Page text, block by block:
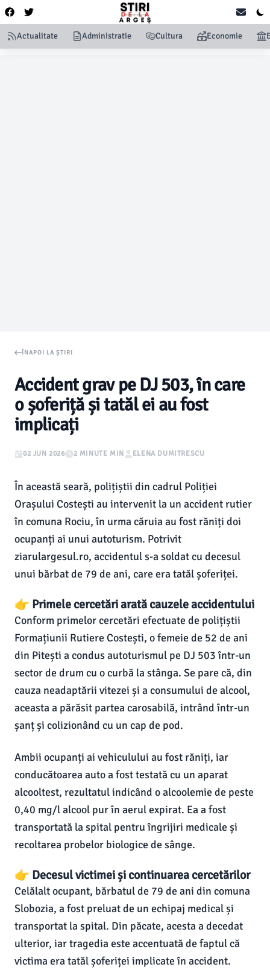
Actualitate Administratie Cultura Economie
ÎNAPOI LA ȘTIRI
Accident grav pe DJ 503, în care
o șoferiță și tatăl ei au fost
implicați
02 JUN 2026 2 MINUTE MIN ELENA DUMITRESCU
În această seară, polițiștii din cadrul Poliției
Orașului Costești au intervenit la un accident rutier
în comuna Rociu, în urma căruia au fost răniți doi
ocupanți ai unui autoturism. Potrivit
ziarulargesul.ro, accidentul s-a soldat cu decesul
unui bărbat de 79 de ani, care era tatăl șoferiței.
👉 Primele cercetări arată cauzele accidentului
Conform primelor cercetări efectuate de polițiștii
Formațiunii Rutiere Costești, o femeie de 52 de ani
din Pitești a condus autoturismul pe DJ 503 într-un
sector de drum cu o curbă la stânga. Se pare că, din
cauza neadaptării vitezei și a consumului de alcool,
aceasta a părăsit partea carosabilă, intrând într-un
șanț și colizionând cu un cap de pod.
Ambii ocupanți ai vehiculului au fost răniți, iar
conducătoarea auto a fost testată cu un aparat
alcooltest, rezultatul indicând o alcoolemie de peste
0,40 mg/l alcool pur în aerul expirat. Ea a fost
transportată la spital pentru îngrijiri medicale și
recoltarea probelor biologice de sânge.
👉 Decesul victimei și continuarea cercetărilor
Celălalt ocupant, bărbatul de 79 de ani din comuna
Slobozia, a fost preluat de un echipaj medical și
transportat la spital. Din păcate, acesta a decedat
ulterior, iar tragedia este accentuată de faptul că
victima era tatăl șoferiței implicate în accident.